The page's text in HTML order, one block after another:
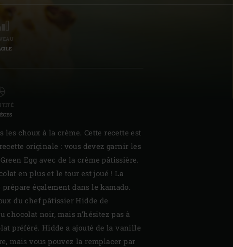
les choux à la crème. Cette recette est
originale : vous devez garnir les
Egg avec de la crème pâtissière.
en plus et le tour est joué ! La
également dans le kamado.
du chef pâtissier Hidde de
chocolat noir, mais n’hésitez pas à
préféré. Hidde a ajouté de la vanille
mais vous pouvez la remplacer par